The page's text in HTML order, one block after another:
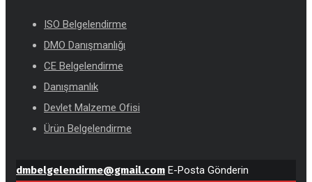
ISO Belgelendirme
DMO Danışmanlığı
CE Belgelendirme
Danışmanlık
Devlet Malzeme Ofisi
Ürün Belgelendirme
dmbelgelendirme@gmail.com E-Posta Gönderin